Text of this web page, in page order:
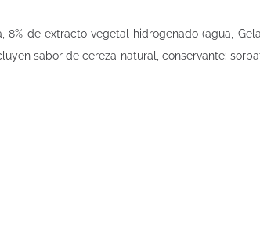
de extracto vegetal hidrogenado (agua,
sabor de cereza natural, conservante: